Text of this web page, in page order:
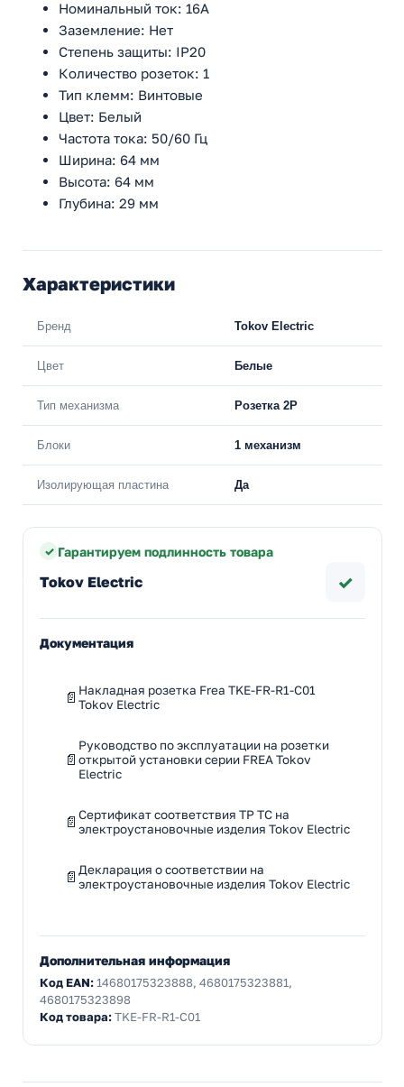
Номинальный ток: 16А
Заземление: Нет
Степень защиты: IP20
Количество розеток: 1
Тип клемм: Винтовые
Цвет: Белый
Частота тока: 50/60 Гц
Ширина: 64 мм
Высота: 64 мм
Глубина: 29 мм
Характеристики
Бренд Tokov Electric
Цвет Белые
Тип механизма Розетка 2Р
Блоки 1 механизм
Изолирующая пластина Да
Гарантируем подлинность товара
Tokov Electric ✓
Документация
Накладная розетка Frea TKE-FR-R1-C01
Tokov Electric
Руководство по эксплуатации на розетки
открытой установки серии FREA Tokov
Electric
Сертификат соответствия ТР ТС на
электроустановочные изделия Tokov Electric
Декларация о соответствии на
электроустановочные изделия Tokov Electric
Дополнительная информация
Код EAN:14680175323888, 4680175323881,
4680175323898
Код товара:TKE-FR-R1-C01